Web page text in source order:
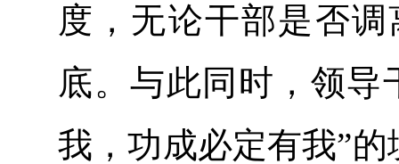
度，无论干部是否
底。与此同时，领导
我，功成必定有我”